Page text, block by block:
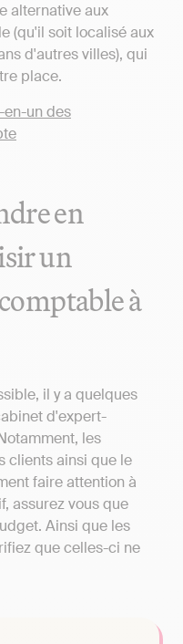
alternative aux
(qu'il soit localisé aux
d'autres villes), qui
place.
en
un
à
il y a quelques
d'expert-
les
clients ainsi que le
faire attention à
assurez vous que
Ainsi que les
que celles-ci ne